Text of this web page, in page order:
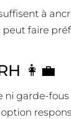
à
peut faire
👩‍💼
garde-fous